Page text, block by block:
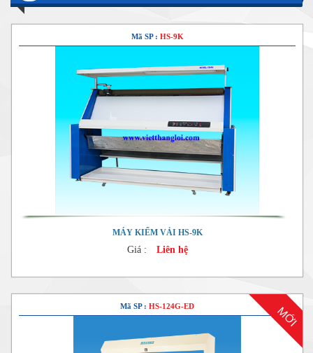
Mã SP : HS-9K
MÁY KIỂM VẢI HS-9K
Giá : Liên hệ
Mã SP : HS-124G-ED MỚI